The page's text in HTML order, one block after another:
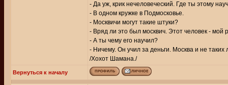
- Да уж, крик нечеловеческий. Где ты этому
- В одном кружке в Подмосковье.
- Москвичи могут такие штуки?
- Вряд ли это был москвич. Этот человек - мой
- А ты чему его научил?
- Ничему. Он учил за деньги. Москва и не таких
/Хохот Шамана./
Вернуться к началу